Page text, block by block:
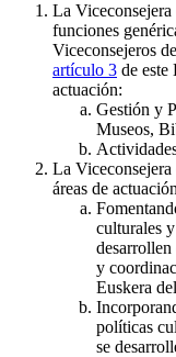
La
funciones
Viceconsejeros
artículo 3 de este
actuación:
Gestión y
Museos,
La
áreas de
culturales
y
Euskera
políticas
se